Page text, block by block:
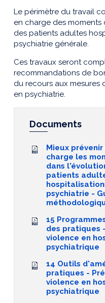
Le périmètre du travail
en charge des
des patients adultes
psychiatrie générale.
Ces travaux seront
recommandations de
du recours aux
en psychiatrie.
Documents
Mieux
charge les
dans
patients
psychiatrie -
15
des pratiques
violence en
psychiatrique
14 Outils
pratiques -
violence en
psychiatrique